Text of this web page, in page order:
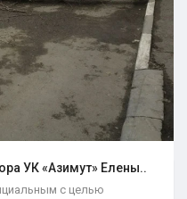
УК «Азимут» Елены..
с целью